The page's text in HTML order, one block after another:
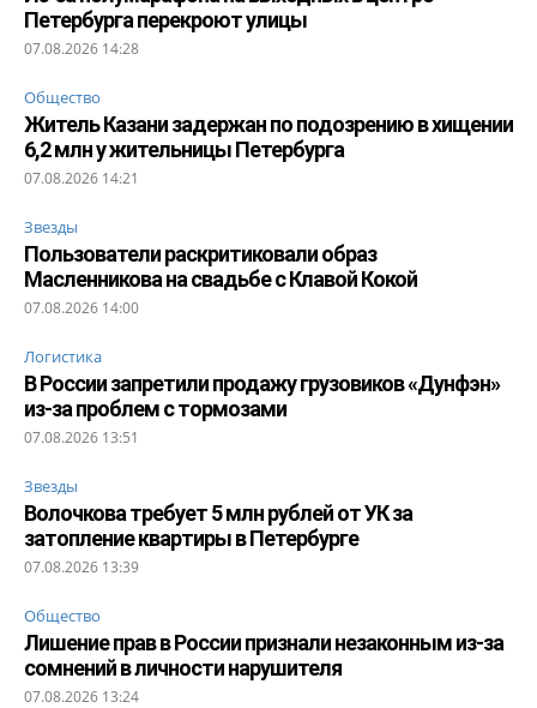
Петербурга перекроют улицы
07.08.2026 14:28
Общество
Житель Казани задержан по подозрению в хищении
6,2 млн у жительницы Петербурга
07.08.2026 14:21
Звезды
Пользователи раскритиковали образ
Масленникова на свадьбе с Клавой Кокой
07.08.2026 14:00
Логистика
В России запретили продажу грузовиков «Дунфэн»
из-за проблем с тормозами
07.08.2026 13:51
Звезды
Волочкова требует 5 млн рублей от УК за
затопление квартиры в Петербурге
07.08.2026 13:39
Общество
Лишение прав в России признали незаконным из-за
сомнений в личности нарушителя
07.08.2026 13:24